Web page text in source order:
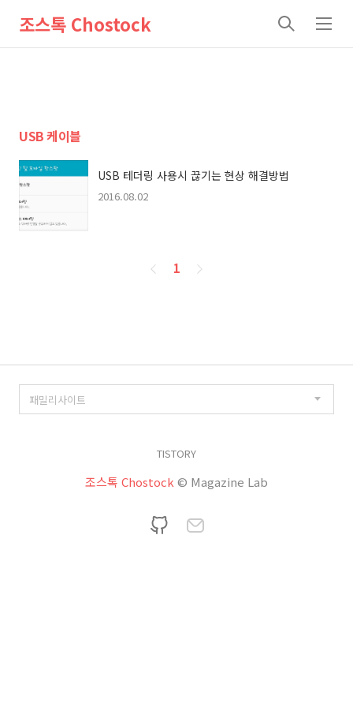
조스톡 Chostock
검
메
USB 케이블
USB 테더링 사용시 끊기는 현상 해결방법
2016.08.02
페
1
TISTORY
조스톡 Chostock © Magazine Lab